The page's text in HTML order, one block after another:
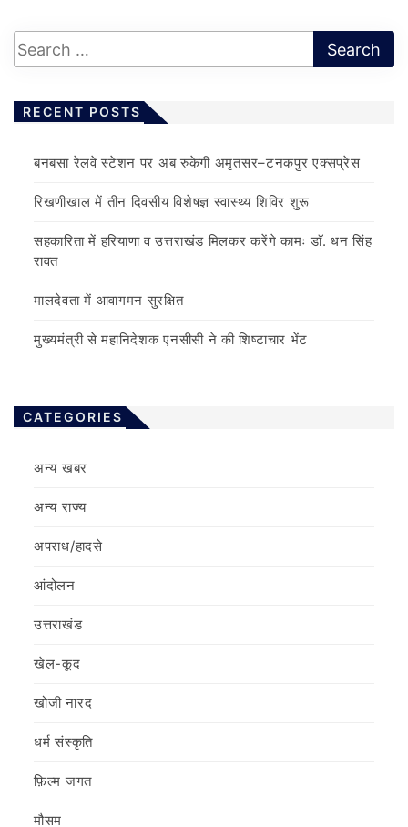
RECENT POSTS
बनबसा रेलवे स्टेशन पर अब रुकेगी अमृतसर–टनकपुर एक्सप्रेस
रिखणीखाल में तीन दिवसीय विशेषज्ञ स्वास्थ्य शिविर शुरू
सहकारिता में हरियाणा व उत्तराखंड मिलकर करेंगे कामः डाॅ. धन सिंह
रावत
मालदेवता में आवागमन सुरक्षित
मुख्यमंत्री से महानिदेशक एनसीसी ने की शिष्टाचार भेंट
CATEGORIES
अन्य खबर
अन्य राज्य
अपराध/हादसे
आंदोलन
उत्तराखंड
खेल-कूद
खोजी नारद
धर्म संस्कृति
फ़िल्‍म जगत
मौसम